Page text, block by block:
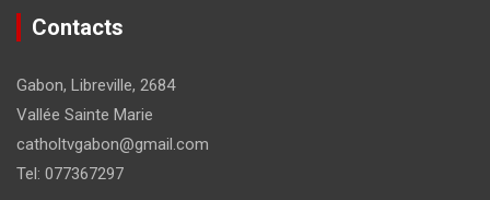
Contacts
Gabon, Libreville, 2684
Vallée Sainte Marie
catholtvgabon@gmail.com
Tel: 077367297